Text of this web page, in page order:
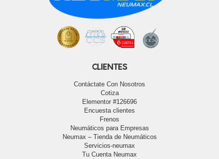
CLIENTES
Contáctate Con Nosotros
Cotiza
Elementor #126696
Encuesta clientes
Frenos
Neumáticos para Empresas
Neumax – Tienda de Neumáticos
Servicios-neumax
Tu Cuenta Neumax